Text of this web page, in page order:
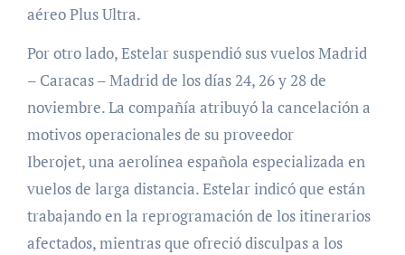
aéreo Plus Ultra.
Por otro lado, Estelar suspendió sus vuelos Madrid
– Caracas – Madrid de los días 24, 26 y 28 de
noviembre. La compañía atribuyó la cancelación a
motivos operacionales de su proveedor
Iberojet, una aerolínea española especializada en
vuelos de larga distancia. Estelar indicó que están
trabajando en la reprogramación de los itinerarios
afectados, mientras que ofreció disculpas a los